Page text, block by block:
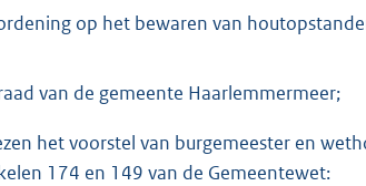
op het bewaren van
van de gemeente Haarlemmermeer;
het voorstel van burgemeester en
174 en 149 van de Gemeentewet: